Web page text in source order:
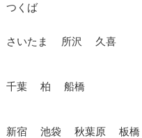
つくば
さいたま 所沢 久喜
千葉 柏 船橋
新宿 池袋 秋葉原 板橋